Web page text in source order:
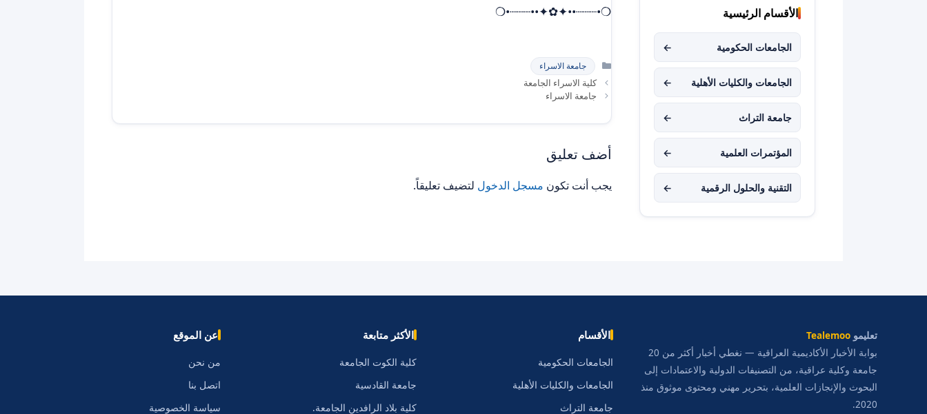
❍•┈┈┈••✦✿✦••┈┈┈•❍
التصنيفات
جامعة الاسراء
كلية الاسراء الجامعة
جامعة الاسراء
أضف تعليق
يجب أنت تكون مسجل الدخول لتضيف تعليقاً.
الأقسام الرئيسية
الجامعات الحكومية ←
الجامعات والكليات الأهلية ←
جامعة التراث ←
المؤتمرات العلمية ←
التقنية والحلول الرقمية ←
تعليمو Tealemoo
بوابة الأخبار الأكاديمية العراقية — نغطي أخبار أكثر من 20
جامعة وكلية عراقية، من التصنيفات الدولية والاعتمادات إلى
البحوث والإنجازات العلمية، بتحرير مهني ومحتوى موثوق منذ
2020.
الأقسام
الجامعات الحكومية
الجامعات والكليات الأهلية
جامعة التراث
الأكثر متابعة
كلية الكوت الجامعة
جامعة القادسية
كلية بلاد الرافدين الجامعة.
عن الموقع
من نحن
اتصل بنا
سياسة الخصوصية